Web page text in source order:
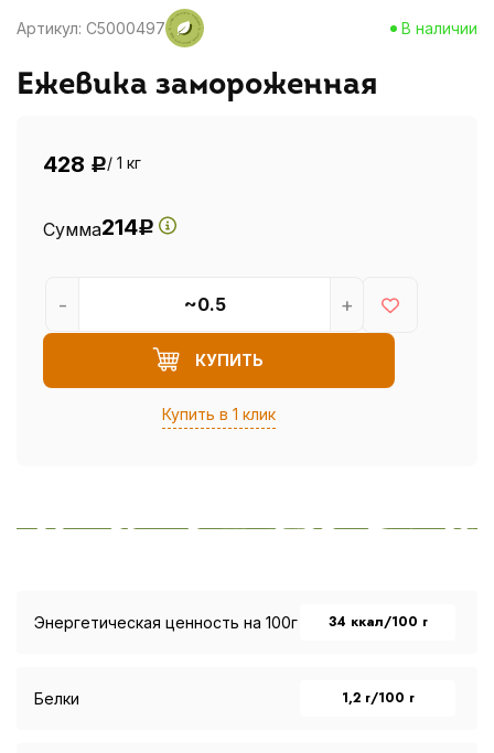
Артикул: C5000497 В наличии
Ежевика замороженная
428 Р/ 1 кг
Сумма214Р
КУПИТЬ
Купить в 1 клик
- +
Энергетическая ценность на 100г 34 ккал/100 г
Белки 1,2 г/100 г